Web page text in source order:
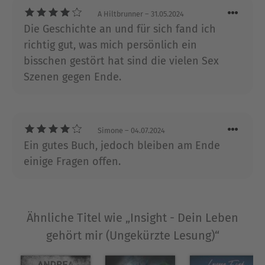
Welt, in der nichts so ist, wie es scheint - all das
findet sich in Insight - Dein Leben gehört mir. Der
erste romantische Spannungsroman von
Bestseller-Autorin Antonia Wesseling, die bisher
für ihre sehr erfolgreichen und tiefgehenden
New-Adult-Liebesromane bekannt ist.
Über Antonia Wesseling
Antonia Wesseling wurde 1999 geboren. Schon als
Kind erfand sie Geschichten und fing später an,
Jugendbücher zu veröffentlichen. Mittlerweile ist
Tiktok und Instagram (@antoniawesseling) über
Bücher, das Schreiben und andere Themen, die
ihr wichtig sind.
A Hiltbrunner – 31.05.2024
Die Geschichte an und für sich fand ich
richtig gut, was mich persönlich ein
bisschen gestört hat sind die vielen Sex
Szenen gegen Ende.
Simone – 04.07.2024
Ein gutes Buch, jedoch bleiben am Ende
einige Fragen offen.
Ähnliche Titel wie „Insight - Dein Leben
gehört mir (Ungekürzte Lesung)“